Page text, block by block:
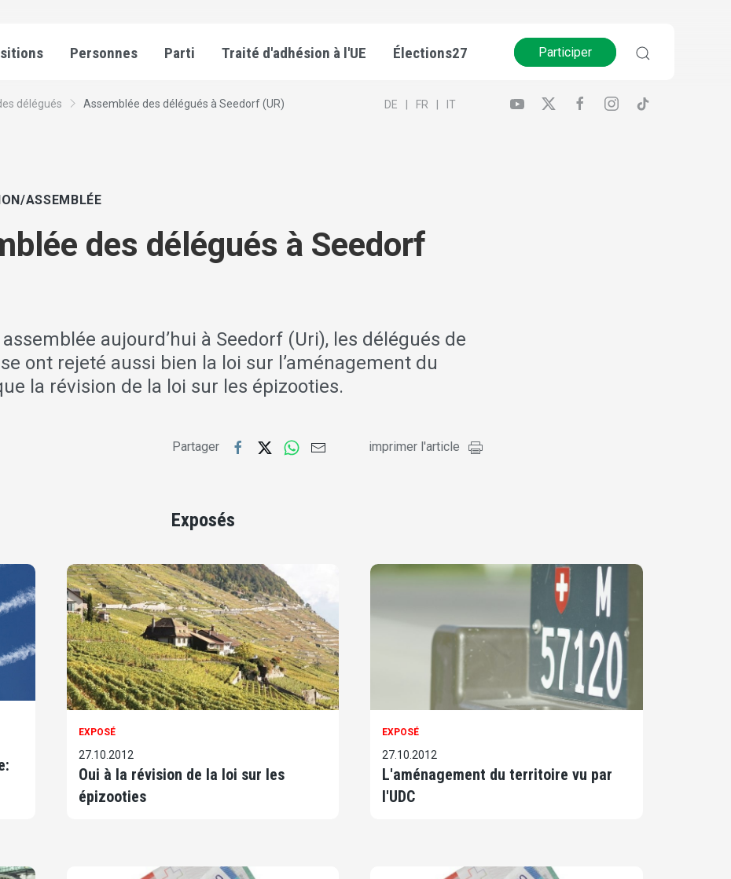
Personnes Parti Traité d'adhésion à l'UE Élections27 Participer
délégués Assemblée des délégués à Seedorf (UR) DE FR IT
ASSEMBLÉE
des délégués à Seedorf
aujourd’hui à Seedorf (Uri), les délégués de
ont rejeté aussi bien la loi sur l’aménagement du
la révision de la loi sur les épizooties.
Partager imprimer l'article
Exposés
EXPOSÉ
27.10.2012
Oui à la révision de la loi sur les
épizooties
EXPOSÉ
27.10.2012
L'aménagement du territoire vu par
l'UDC